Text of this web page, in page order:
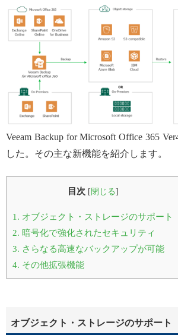
Veeam Backup for Microsoft Office 365
した。その主な新機能を紹介します。
目次 [ 閉じる]
1. オブジェクト・ストレージのサポート
2. 暗号化で強化されたセキュリティ
3. さらなる高速なバックアップが可能
4. その他拡張機能
オブジェクト・ストレージのサポート